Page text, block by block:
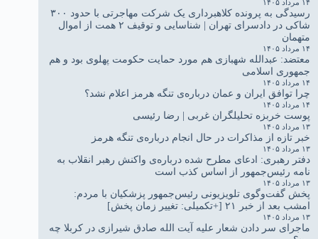
۱۴ مرداد ۱۴۰۵
رسیدگی به پرونده کلاهبرداری یک شرکت مهاجرتی با حدود ۳۰۰
شاکی در دادسرای تهران | شناسایی و توقیف ۲ همت از اموال
متهمان
۱۴ مرداد ۱۴۰۵
معتضد: عبدالله شهبازی هم مورد حمایت حکومت پهلوی بود و هم
جمهوری اسلامی
۱۴ مرداد ۱۴۰۵
چرا توافق ایران و عمان درباره‌ی تنگه هرمز اعلام نشد؟
۱۴ مرداد ۱۴۰۵
پوست خربزه تحلیلگران غربی | رضا رئیسی
۱۳ مرداد ۱۴۰۵
خبر تازه از مذاکرات در حال انجام درباره‌ی تنگه هرمز
۱۳ مرداد ۱۴۰۵
دفتر رهبری: ادعای مطرح شده درباره‌ی واکنش رهبر انقلاب به
نامه رئیس‌جمهور از اساس کذب است
۱۳ مرداد ۱۴۰۵
پخش گفت‌وگوی تلویزیونی رئیس‌جمهور پزشکیان با مردم:
امشب بعد از خبر ۲۱ [+تکمیلی: تغییر زمان پخش]
۱۳ مرداد ۱۴۰۵
ماجرای سر دادن شعار علیه آیت الله صادق شیرازی در کربلا چه